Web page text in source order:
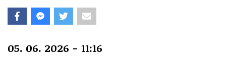
05. 06. 2026 - 11:16